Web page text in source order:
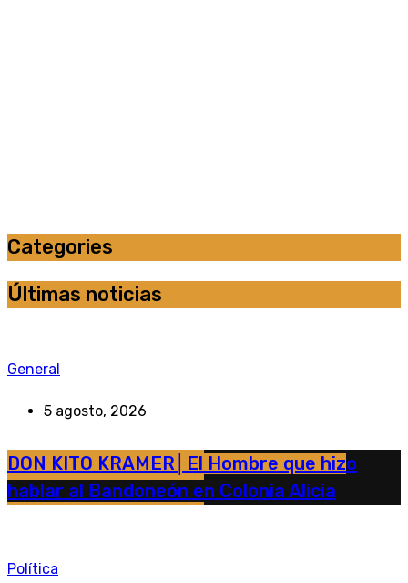
Categories
Últimas noticias
General
5 agosto, 2026
DON KITO KRAMER│El Hombre que hizo
hablar al Bandoneón en Colonia Alicia
Política